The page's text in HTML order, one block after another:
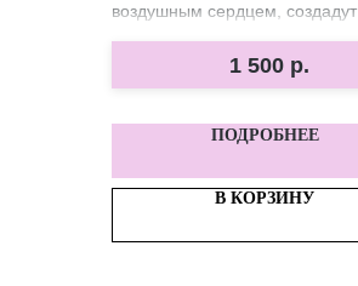
воздушным сердцем, создадут
1 500 р.
ПОДРОБНЕЕ
В КОРЗИНУ